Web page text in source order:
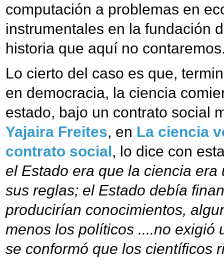
computación a problemas en
instrumentales en la fundación
historia que aquí no
Lo cierto del caso es que,
en democracia, la ciencia
estado, bajo un contrato social
Yajaira Freites, en La ciencia
contrato social, lo dice con
el Estado era que la ciencia
sus reglas; el Estado debía
producirían conocimientos,
menos los políticos ....no exigió
se conformó que los científicos